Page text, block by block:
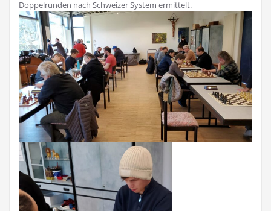
Doppelrunden nach Schweizer System ermittelt.